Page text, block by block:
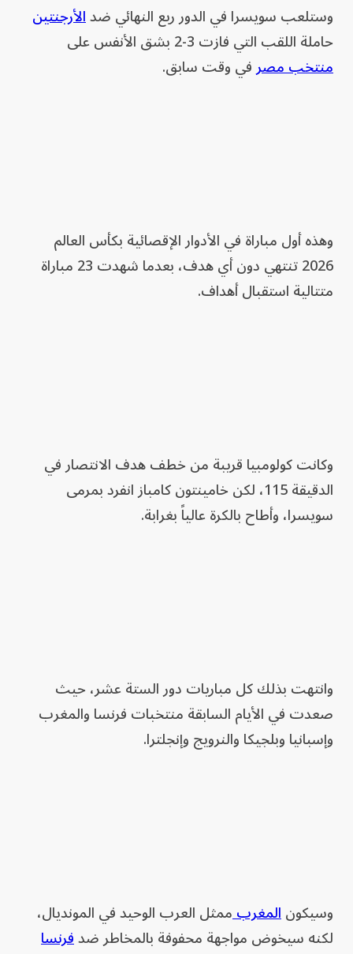
وستلعب سويسرا في الدور ربع النهائي ضدالأرجنتين
حاملة اللقب التي فازت 3-2 بشق الأنفس على
منتخب مصرفي وقت سابق.
وهذه أول مباراة في الأدوار الإقصائية بكأس العالم
2026 تنتهي دون أي هدف، بعدما شهدت 23 مباراة
متتالية استقبال أهداف.
وكانت كولومبيا قريبة من خطف هدف الانتصار في
الدقيقة 115، لكن خامينتون كامباز انفرد بمرمى
سويسرا، وأطاح بالكرة عالياً بغرابة.
وانتهت بذلك كل مباريات دور الستة عشر، حيث
صعدت في الأيام السابقة منتخبات فرنسا والمغرب
وإسبانيا وبلجيكا والنرويج وإنجلترا.
وسيكونالمغربممثل العرب الوحيد في المونديال،
لكنه سيخوض مواجهة محفوفة بالمخاطر ضدفرنسا